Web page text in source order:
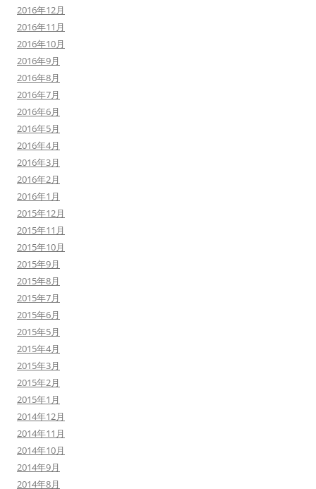
2016年12月
2016年11月
2016年10月
2016年9月
2016年8月
2016年7月
2016年6月
2016年5月
2016年4月
2016年3月
2016年2月
2016年1月
2015年12月
2015年11月
2015年10月
2015年9月
2015年8月
2015年7月
2015年6月
2015年5月
2015年4月
2015年3月
2015年2月
2015年1月
2014年12月
2014年11月
2014年10月
2014年9月
2014年8月